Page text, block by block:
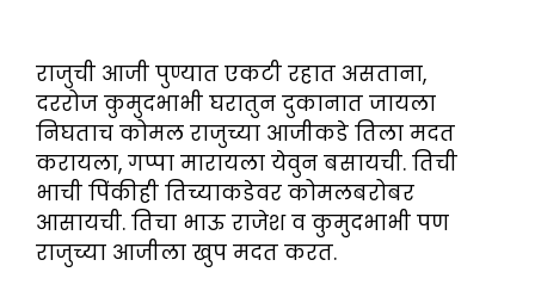
राजुची आजी पुण्यात एकटी रहात असताना,
दररोज कुमुदभाभी घरातुन दुकानात जायला
निघताच कोमल राजुच्या आजीकडे तिला मदत
करायला, गप्पा मारायला येवुन बसायची. तिची
भाची पिंकीही तिच्याकडेवर कोमलबरोबर
आसायची. तिचा भाऊ राजेश व कुमुदभाभी पण
राजुच्या आजीला खुप मदत करत.